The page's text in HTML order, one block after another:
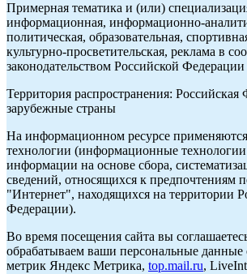
Примерная тематика и (или)
информационная, информационно-
политическая, образовательная,
культурно-просветительская, реклама в
законодательством Российской
Территория распространения: Российская
зарубежные страны
На информационном ресурсе
технологии (информационные технологии
информации на основе сбора,
сведений, относящихся к предпочтениям
"Интернет", находящихся на территории
Федерации).
Во время посещения сайта вы
обрабатываем ваши персональные данные
метрик Яндекс Метрика, top.mail.ru,